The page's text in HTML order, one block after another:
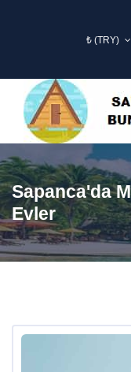
₺ (TRY)
Sapanca'da
Evler